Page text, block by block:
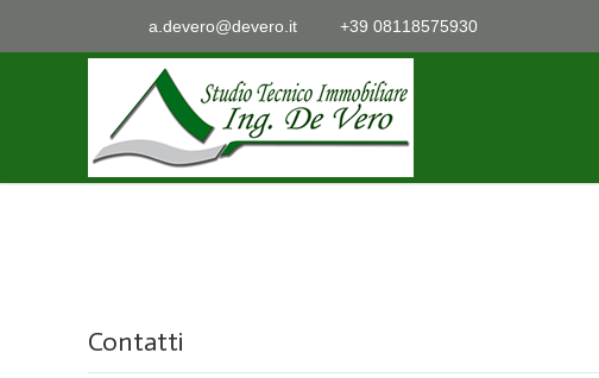
a.devero@devero.it +39 08118575930
Contatti